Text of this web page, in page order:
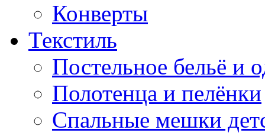
Конверты
Текстиль
Постельное бельё и
Полотенца и пелёнки
Спальные мешки